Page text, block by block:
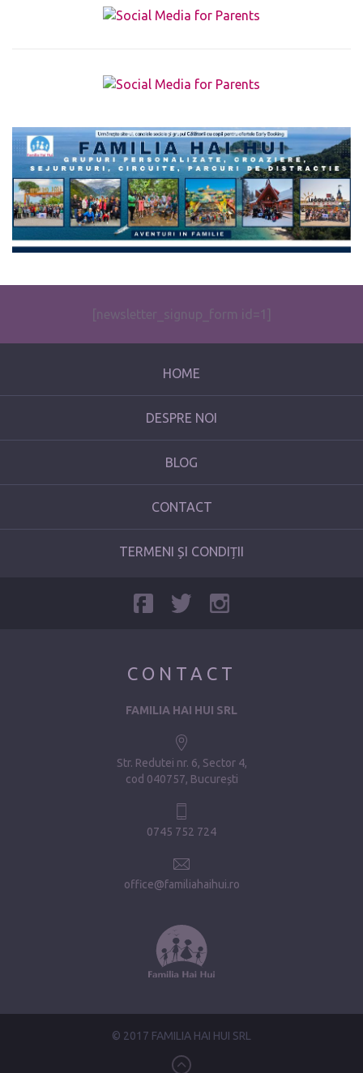
The form you have selected does not exist.
[newsletter_signup_form id=1]
HOME
DESPRE NOI
BLOG
CONTACT
TERMENI ȘI CONDIȚII
CONTACT
FAMILIA HAI HUI SRL
Str. Redutei nr. 6, Sector 4
cod 040757, București
0745 752 724
office@familiahaihui.ro
© 2017 FAMILIA HAI HUI SRL